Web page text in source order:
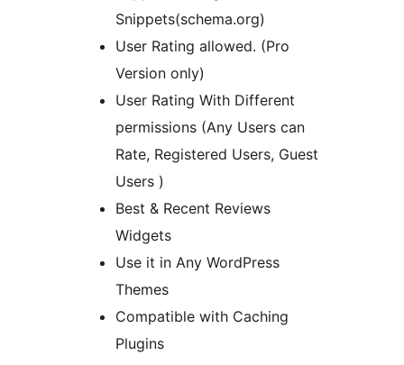
Snippets(schema.org)
User Rating allowed. (Pro
Version only)
User Rating With Different
permissions (Any Users can
Rate, Registered Users, Guest
Users )
Best & Recent Reviews
Widgets
Use it in Any WordPress
Themes
Compatible with Caching
Plugins